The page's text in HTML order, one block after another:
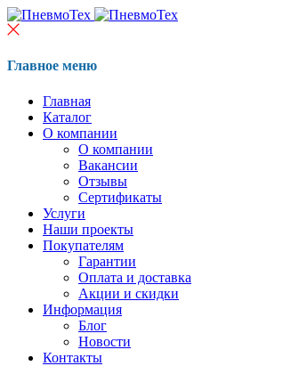
Главное меню
Главная
Каталог
О компании
О компании
Вакансии
Отзывы
Сертификаты
Услуги
Наши проекты
Покупателям
Гарантии
Оплата и доставка
Акции и скидки
Информация
Блог
Новости
Контакты